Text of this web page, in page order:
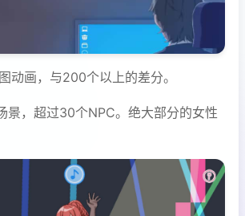
动画，与200个以上的差分。
景，超过30个NPC。绝大部分的女性